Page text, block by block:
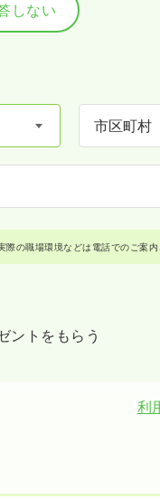
しない
際の職場環境などは電話でのご案
ントをもらう
利